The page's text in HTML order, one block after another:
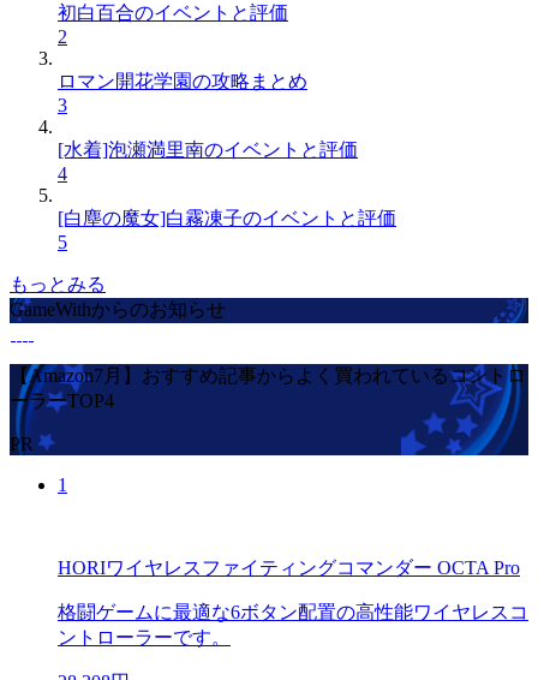
初白百合のイベントと評価
2
ロマン開花学園の攻略まとめ
3
[水着]泡瀬満里南のイベントと評価
4
[白塵の魔女]白霧凍子のイベントと評価
5
もっとみる
GameWithからのお知らせ
【Amazon7月】おすすめ記事からよく買われているコントロ
ーラーTOP4
PR
1
HORIワイヤレスファイティングコマンダー OCTA Pro
格闘ゲームに最適な6ボタン配置の高性能ワイヤレスコ
ントローラーです。